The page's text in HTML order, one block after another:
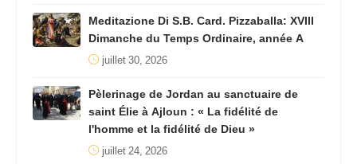
Meditazione Di S.B. Card. Pizzaballa: XVIII
Dimanche du Temps Ordinaire, année A
juillet 30, 2026
Pèlerinage de Jordan au sanctuaire de
saint Élie à Ajloun : « La fidélité de
l'homme et la fidélité de Dieu »
juillet 24, 2026